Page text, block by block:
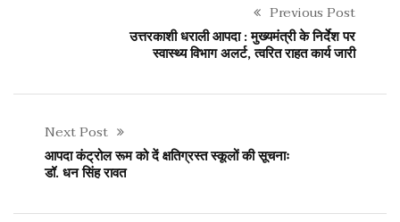
Previous Post
उत्तरकाशी धराली आपदा : मुख्यमंत्री के निर्देश पर
स्वास्थ्य विभाग अलर्ट, त्वरित राहत कार्य जारी
Next Post
आपदा कंट्रोल रूम को दें क्षतिग्रस्त स्कूलों की सूचनाः
डॉ. धन सिंह रावत